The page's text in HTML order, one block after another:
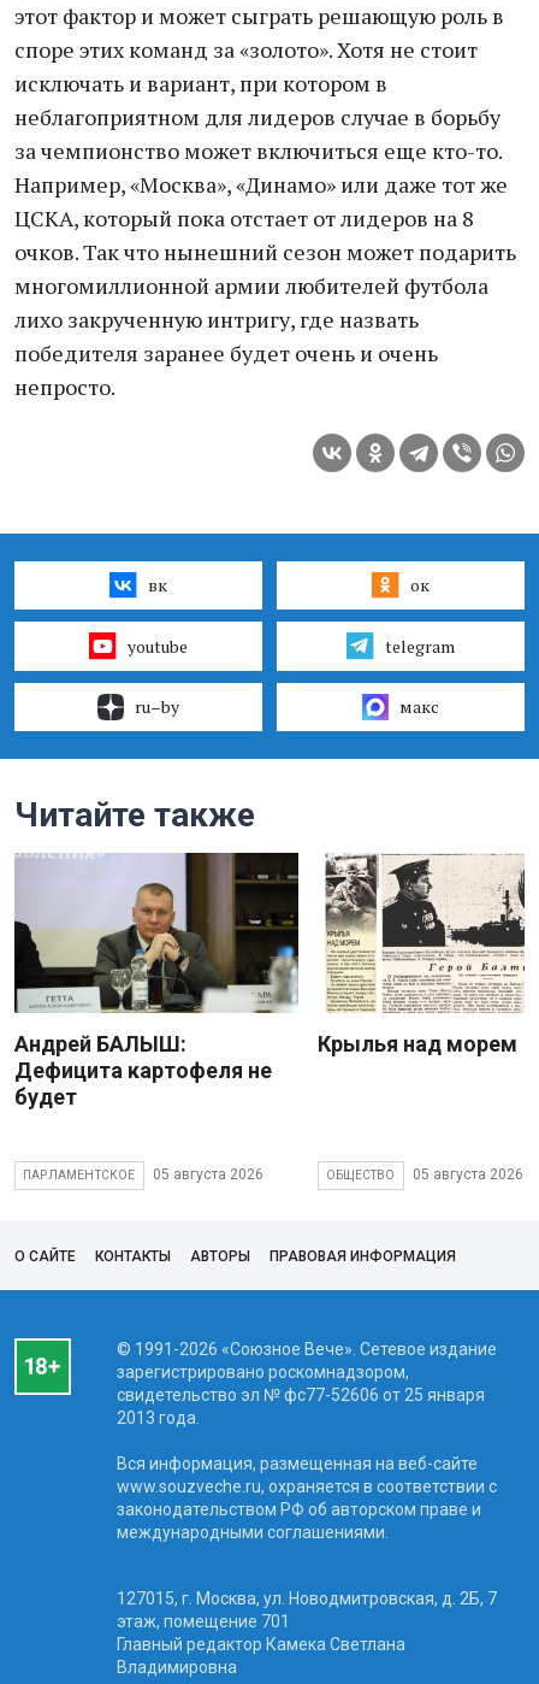
этот фактор и может сыграть решающую роль в
споре этих команд за «золото». Хотя не стоит
исключать и вариант, при котором в
неблагоприятном для лидеров случае в борьбу
за чемпионство может включиться еще кто-то.
Например, «Москва», «Динамо» или даже тот же
ЦСКА, который пока отстает от лидеров на 8
очков. Так что нынешний сезон может подарить
многомиллионной армии любителей футбола
лихо закрученную интригу, где назвать
победителя заранее будет очень и очень
непросто.
вк ок
youtube telegram
ru–by макс
Читайте также
Андрей БАЛЫШ:
Дефицита картофеля не
будет
ПАРЛАМЕНТСКОЕ 05 августа 2026
Крылья над морем
ОБЩЕСТВО 05 августа 2026
О САЙТЕ КОНТАКТЫ АВТОРЫ ПРАВОВАЯ ИНФОРМАЦИЯ
© 1991-2026 «Союзное Вече». Сетевое издание
зарегистрировано роскомнадзором,
свидетельство эл № фc77-52606 от 25 января
2013 года.
Вся информация, размещенная на веб-сайте
www.souzveche.ru, охраняется в соответствии с
законодательством РФ об авторском праве и
международными соглашениями.
127015, г. Москва, ул. Новодмитровская, д. 2Б, 7
этаж, помещение 701
Главный редактор Камека Светлана
Владимировна